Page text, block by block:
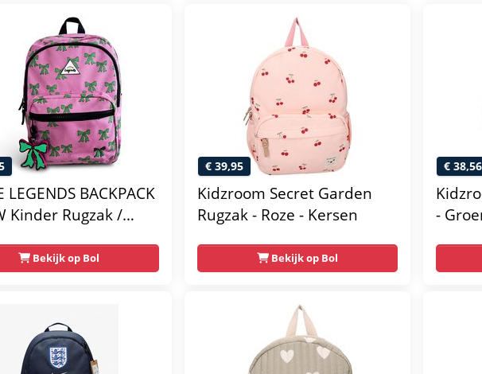
LEGENDS BACKPACK
Kinder Rugzak /
school met print -
One Size -
Bekijk op Bol
€ 39,95
Kidzroom Secret Garden
Rugzak - Roze - Kersen
Bekijk op Bol
€ 38,56
-